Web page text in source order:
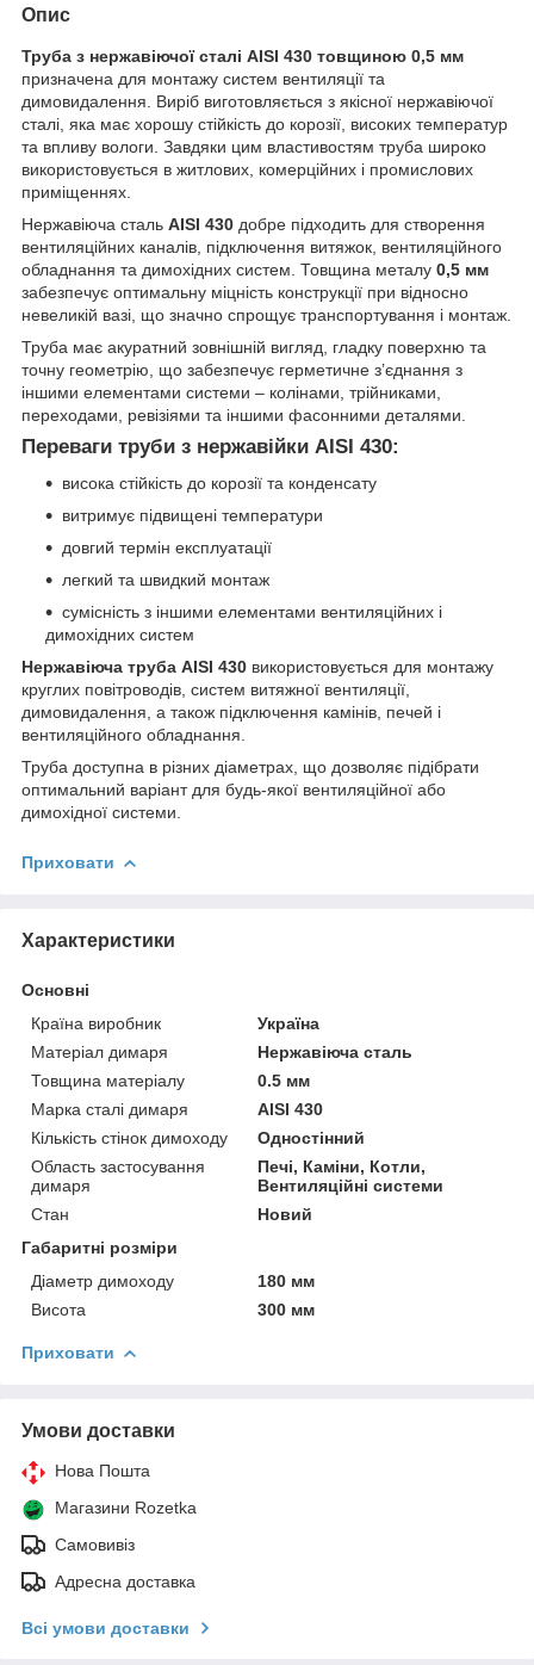
Опис
Труба з нержавіючої сталі AISI 430 товщиною 0,5 мм
призначена для монтажу систем вентиляції та
димовидалення. Виріб виготовляється з якісної нержавіючої
сталі, яка має хорошу стійкість до корозії, високих температур
та впливу вологи. Завдяки цим властивостям труба широко
використовується в житлових, комерційних і промислових
приміщеннях.
Нержавіюча сталь AISI 430 добре підходить для створення
вентиляційних каналів, підключення витяжок, вентиляційного
обладнання та димохідних систем. Товщина металу 0,5 мм
забезпечує оптимальну міцність конструкції при відносно
невеликій вазі, що значно спрощує транспортування і монтаж.
Труба має акуратний зовнішній вигляд, гладку поверхню та
точну геометрію, що забезпечує герметичне з’єднання з
іншими елементами системи – колінами, трійниками,
переходами, ревізіями та іншими фасонними деталями.
Переваги труби з нержавійки AISI 430:
висока стійкість до корозії та конденсату
витримує підвищені температури
довгий термін експлуатації
легкий та швидкий монтаж
сумісність з іншими елементами вентиляційних і
димохідних систем
Нержавіюча труба AISI 430 використовується для монтажу
круглих повітроводів, систем витяжної вентиляції,
димовидалення, а також підключення камінів, печей і
вентиляційного обладнання.
Труба доступна в різних діаметрах, що дозволяє підібрати
оптимальний варіант для будь-якої вентиляційної або
димохідної системи.
Приховати
Характеристики
Основні
Країна виробник
Україна
Матеріал димаря
Нержавіюча сталь
Товщина матеріалу
0.5 мм
Марка сталі димаря
AISI 430
Кількість стінок димоходу
Одностінний
Область застосування
димаря
Печі, Каміни, Котли,
Вентиляційні системи
Стан
Новий
Габаритні розміри
Діаметр димоходу
180 мм
Висота
300 мм
Приховати
Умови доставки
Нова Пошта
Магазини Rozetka
Самовивіз
Адресна доставка
Всі умови доставки